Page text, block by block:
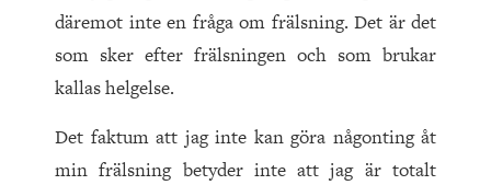
däremot inte en fråga om frälsning. Det är det
som sker efter frälsningen och som brukar
kallas helgelse.
Det faktum att jag inte kan göra någonting åt
min frälsning betyder inte att jag är totalt